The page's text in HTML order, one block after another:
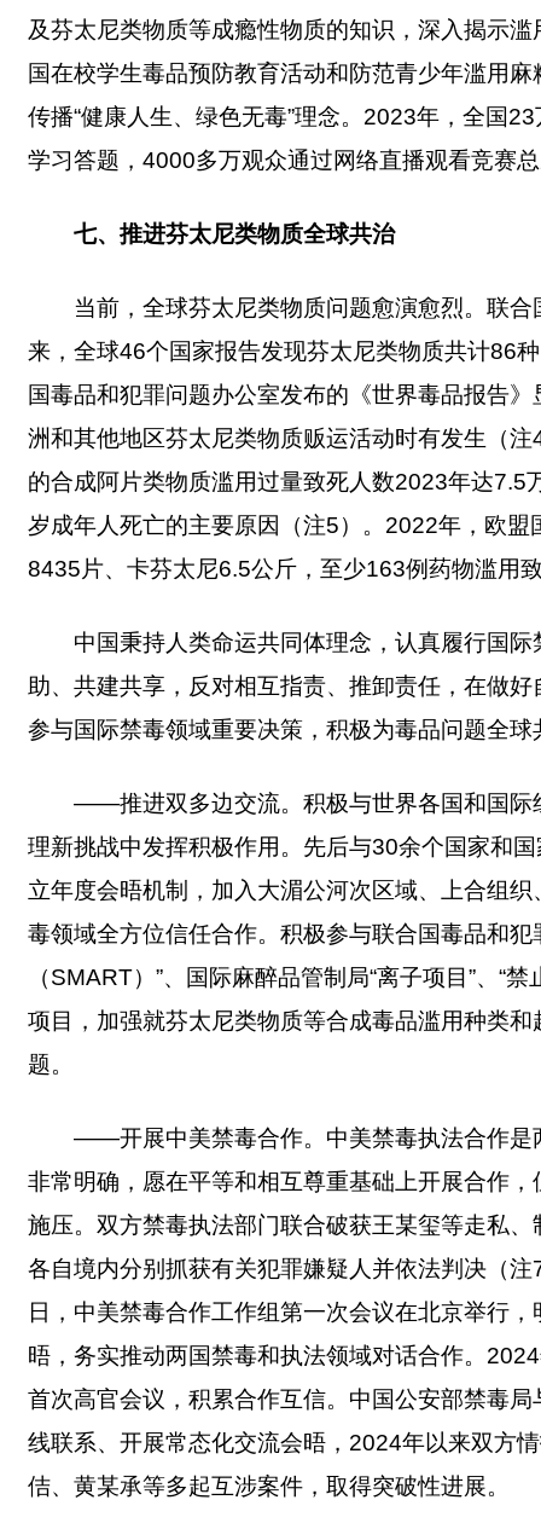
及芬太尼类物质等成瘾性物质的知识，深入揭示
国在校学生毒品预防教育活动和防范青少年滥用
传播“健康人生、绿色无毒”理念。2023年，全国
学习答题，4000多万观众通过网络直播观看竞赛
七、推进芬太尼类物质全球共治
当前，全球芬太尼类物质问题愈演愈烈。联
来，全球46个国家报告发现芬太尼类物质共计86
国毒品和犯罪问题办公室发布的《世界毒品报告
洲和其他地区芬太尼类物质贩运活动时有发生（
的合成阿片类物质滥用过量致死人数2023年达
岁成年人死亡的主要原因（注5）。2022年，欧
8435片、卡芬太尼6.5公斤，至少163例药物滥用
中国秉持人类命运共同体理念，认真履行国
助、共建共享，反对相互指责、推卸责任，在做
参与国际禁毒领域重要决策，积极为毒品问题全
——推进双多边交流。积极与世界各国和国际
理新挑战中发挥积极作用。先后与30余个国家和
立年度会晤机制，加入大湄公河次区域、上合组
毒领域全方位信任合作。积极参与联合国毒品和
（SMART）”、国际麻醉品管制局“离子项目”、“
项目，加强就芬太尼类物质等合成毒品滥用种类
题。
——开展中美禁毒合作。中美禁毒执法合作是
非常明确，愿在平等和相互尊重基础上开展合作
施压。双方禁毒执法部门联合破获王某玺等走私
各自境内分别抓获有关犯罪嫌疑人并依法判决（
日，中美禁毒合作工作组第一次会议在北京举行
晤，务实推动两国禁毒和执法领域对话合作。
首次高官会议，积累合作互信。中国公安部禁毒
线联系、开展常态化交流会晤，2024年以来双方
佶、黄某承等多起互涉案件，取得突破性进展。